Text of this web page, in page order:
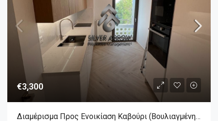
€3,300
Διαμέρισμα Προς Ενοικίαση Καβούρι (Βουλιαγμένη) 3.300€ , 132 Τ.Μ.